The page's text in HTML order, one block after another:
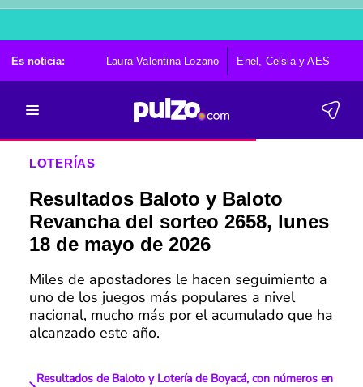
Es noticia: Laura Valentina Lozano Enel, Celsia y AES
LOTERÍAS
Resultados Baloto y Baloto
Revancha del sorteo 2658, lunes
18 de mayo de 2026
Miles de apostadores le hacen seguimiento a
uno de los juegos más populares a nivel
nacional, mucho más por el acumulado que ha
alcanzado este año.
Resultados de Baloto y Lotería de Boyacá, con números en